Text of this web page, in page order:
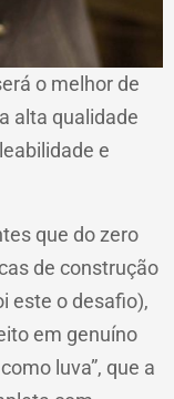
o melhor de
alta qualidade
e
que do zero
de construção
este o desafio),
em genuíno
luva”, que a